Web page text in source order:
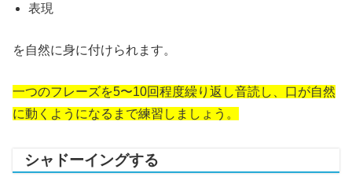
表現
を自然に身に付けられます。
一つのフレーズを5〜10回程度繰り返し音読し、口が自然
に動くようになるまで練習しましょう。
シャドーイングする